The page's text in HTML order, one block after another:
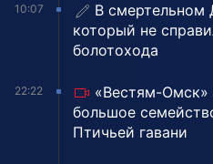
10:07
В смертельном
который не
болотохода
22:22
«Вестям-Омск»
большое
Птичьей гавани